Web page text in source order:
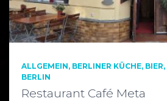
ALLGEMEIN BERLINER KÜCHE BIER
BERLIN
Restaurant Café Meta